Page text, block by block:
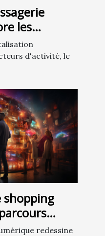
les
le
d'activité, le
shopping
redessine